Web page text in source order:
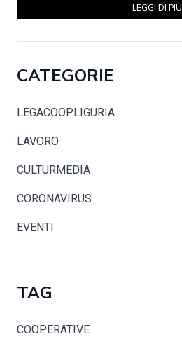
LEGGI DI PIÙ
CATEGORIE
LEGACOOPLIGURIA
LAVORO
CULTURMEDIA
CORONAVIRUS
EVENTI
TAG
COOPERATIVE